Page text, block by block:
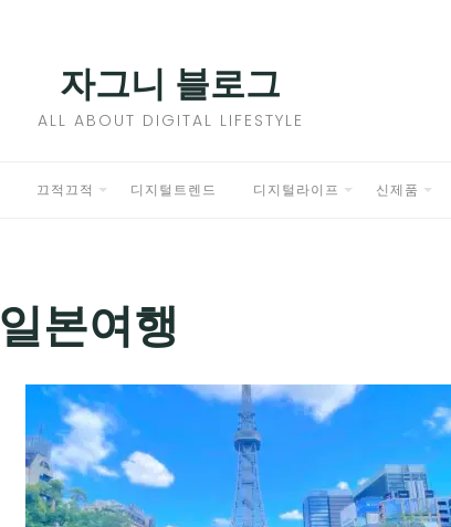
자그니 블로그
ALL ABOUT DIGITAL LIFESTYLE
끄적끄적 디지털트렌드 디지털라이프 신제품
일본여행